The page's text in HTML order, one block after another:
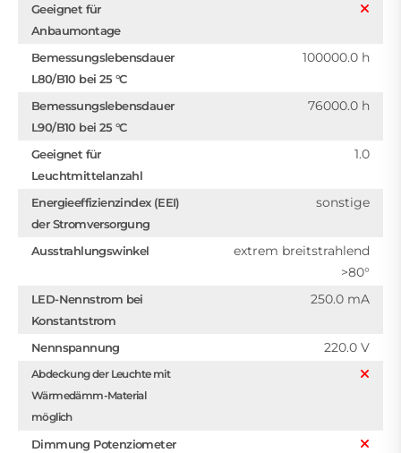
Geeignet für
Anbaumontage
Bemessungslebensdauer
L80/B10 bei 25 °C
100000.0 h
Bemessungslebensdauer
L90/B10 bei 25 °C
76000.0 h
Geeignet für
Leuchtmittelanzahl
1.0
Energieeffizienzindex (EEI)
der Stromversorgung
sonstige
Ausstrahlungswinkel
extrem breitstrahlend
>80°
LED-Nennstrom bei
Konstantstrom
250.0 mA
Nennspannung 220.0 V
Abdeckung der Leuchte mit
Wärmedämm-Material
möglich
Dimmung Potenziometer